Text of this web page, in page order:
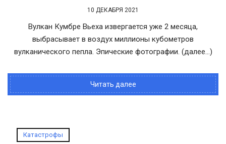
10 ДЕКАБРЯ 2021
Вулкан Кумбре Вьеха извергается уже 2 месяца,
выбрасывает в воздух миллионы кубометров
вулканического пепла. Эпические фотографии. (далее…)
Читать далее
Катастрофы